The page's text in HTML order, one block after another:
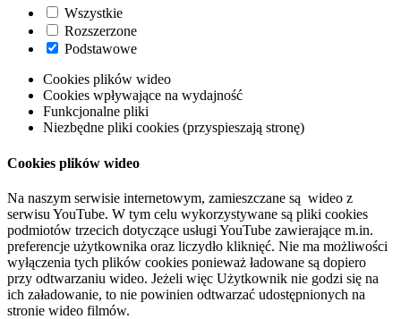
Wszystkie
Rozszerzone
Podstawowe
Cookies plików wideo
Cookies wpływające na wydajność
Funkcjonalne pliki
Niezbędne pliki cookies (przyspieszają stronę)
Cookies plików wideo
Na naszym serwisie internetowym, zamieszczane są wideo z
serwisu YouTube. W tym celu wykorzystywane są pliki cookies
podmiotów trzecich dotyczące usługi YouTube zawierające m.in.
preferencje użytkownika oraz liczydło kliknięć. Nie ma możliwości
wyłączenia tych plików cookies ponieważ ładowane są dopiero
przy odtwarzaniu wideo. Jeżeli więc Użytkownik nie godzi się na
ich załadowanie, to nie powinien odtwarzać udostępnionych na
stronie wideo filmów.